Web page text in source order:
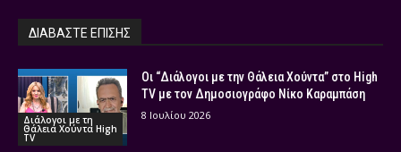
ΔΙΑΒΑΣΤΕ ΕΠΙΣΗΣ
Διάλογοι με τη
Θάλεια Χούντα High
TV
Οι “Διάλογοι με την Θάλεια Χούντα” στο High
TV με τον Δημοσιογράφο Νίκο Καραμπάση
8 Ιουλίου 2026